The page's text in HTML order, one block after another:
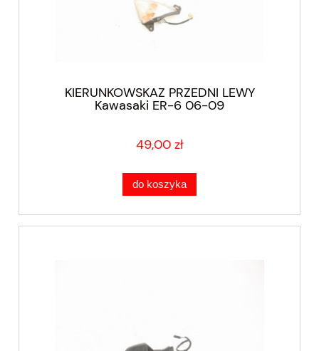
KIERUNKOWSKAZ PRZEDNI LEWY
Kawasaki ER-6 06-09
49,00 zł
do koszyka